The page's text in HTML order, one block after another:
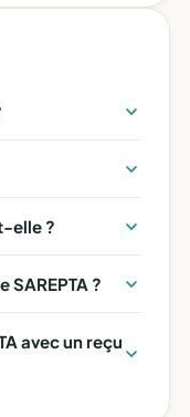
elle ?
?
avec un reçu